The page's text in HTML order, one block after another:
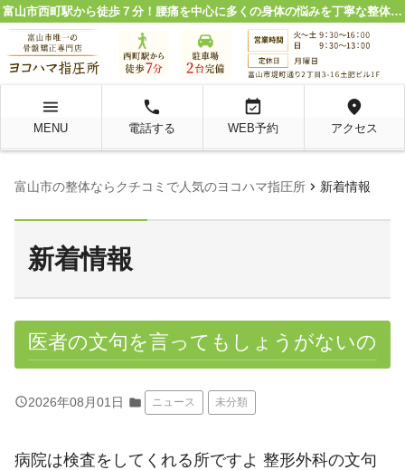
富山市西町駅から徒歩７分！腰痛を中心に多くの身体の悩みを丁寧な整体施術で解決。
menu
MENU
local_phone
電話する
event_available
WEB予約
location_on
アクセス
富山市の整体ならクチコミで人気のヨコハマ指圧所 chevron_right 新着情報
新着情報
医者の文句を言ってもしょうがないの
query_builder2026年08月01日 folder ニュース 未分類
病院は検査をしてくれる所ですよ 整形外科の文句